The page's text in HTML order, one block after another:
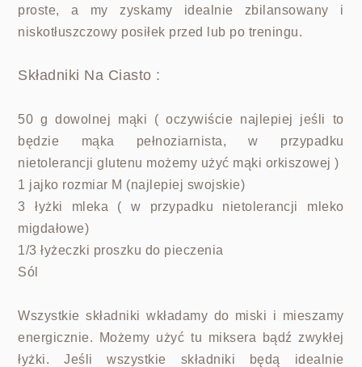
proste, a my zyskamy idealnie zbilansowany i
niskotłuszczowy posiłek przed lub po treningu.
Składniki Na Ciasto :
50 g dowolnej mąki ( oczywiście najlepiej jeśli to
będzie mąka pełnoziarnista, w przypadku
nietolerancji glutenu możemy użyć mąki orkiszowej )
1 jajko rozmiar M (najlepiej swojskie)
3 łyżki mleka ( w przypadku nietolerancji mleko
migdałowe)
1/3 łyżeczki proszku do pieczenia
Sól
Wszystkie składniki wkładamy do miski i mieszamy
energicznie. Możemy użyć tu miksera bądź zwykłej
łyżki. Jeśli wszystkie składniki będą idealnie